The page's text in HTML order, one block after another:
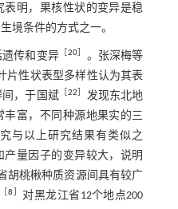
明，果核性状的变异是稳
境条件的方式之一。
传和变异 ［20 。张深梅等
片性状表型多样性认为其表
，于国斌 ［22
发现东北地
丰富，不同种源地果实的三
与以上研究结果有类似之
量因子的变异较大，说明
胡桃楸种质资源间具有较广
［8
对黑龙江省12个地点200